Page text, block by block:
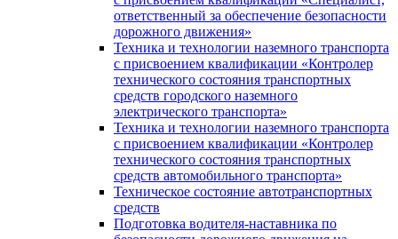
ответственный за обеспечение безопасности
дорожного движения»
Техника и технологии наземного транспорта
с присвоением квалификации «Контролер
технического состояния транспортных
средств городского наземного
электрического транспорта»
Техника и технологии наземного транспорта
с присвоением квалификации «Контролер
технического состояния транспортных
средств автомобильного транспорта»
Техническое состояние автотранспортных
средств
Подготовка водителя-наставника по